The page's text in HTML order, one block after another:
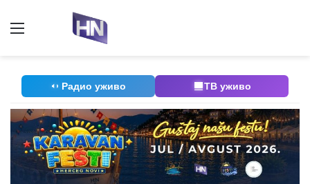
Мени
Радио уживо ТВ уживо